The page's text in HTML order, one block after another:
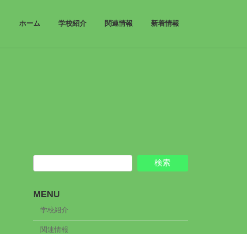
ホーム 学校紹介 関連情報 新着情報
検索
MENU
学校紹介
関連情報